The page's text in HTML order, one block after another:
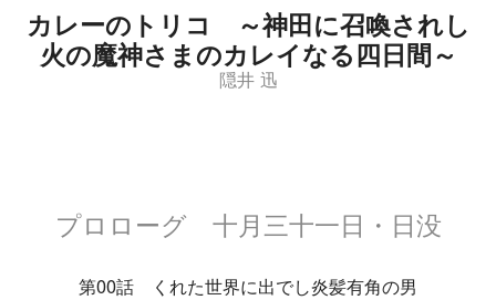
カレーのトリコ ～神田に召喚されし
火の魔神さまのカレイなる四日間～
隠井 迅
プロローグ 十月三十一日・日没
第00話 くれた世界に出でし炎髪有角の男